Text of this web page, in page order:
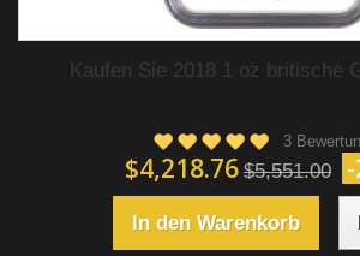
Kaufen Sie 2018 1 oz britische
3
$4,218.76 $5,551.00
In den Warenkorb